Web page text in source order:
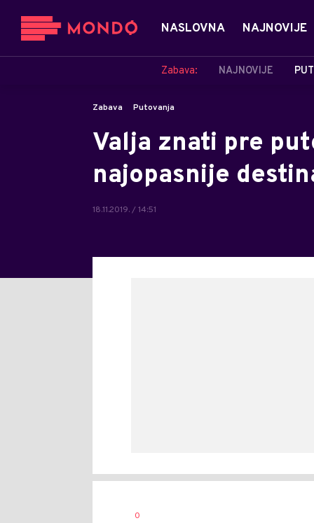
NASLOVNA NAJNOVIJE
Zabava: NAJNOVIJE
Zabava Putovanja
Valja znati pre
najopasnije
18.11.2019. / 14:51
AUTOR
0